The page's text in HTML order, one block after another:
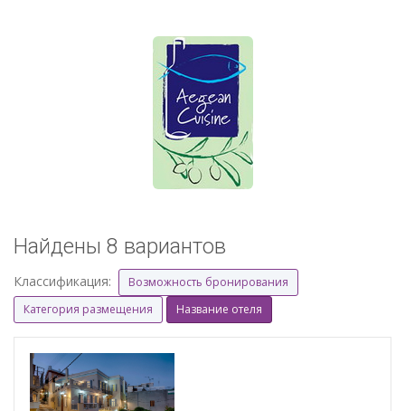
Найдены 8 вариантов
Классификация:
Возможность бронирования
Категория размещения
Название отеля